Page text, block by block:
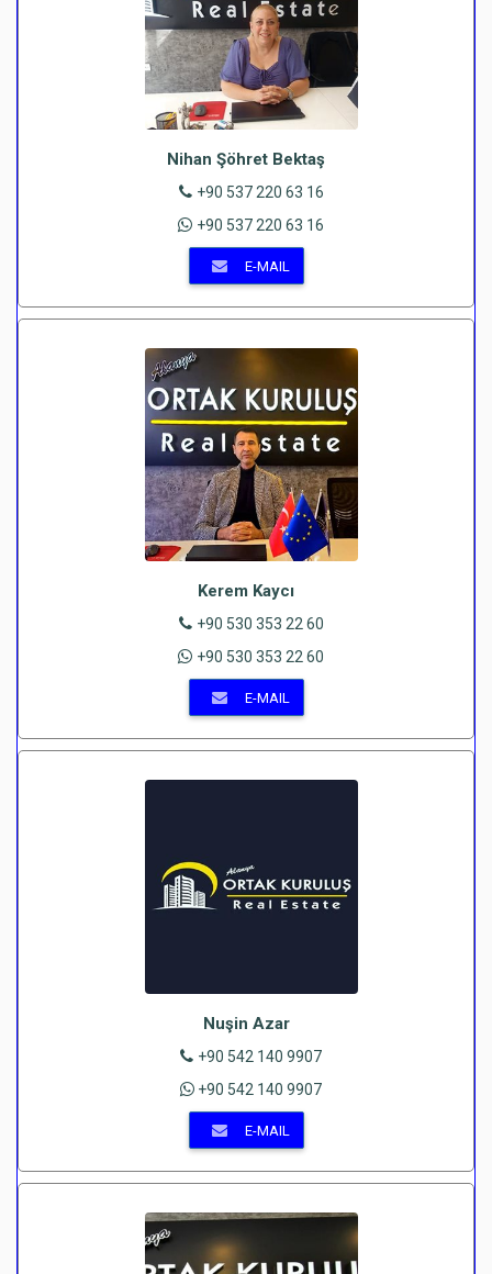
Nihan Şöhret Bektaş
+90 537 220 63 16
+90 537 220 63 16
E-MAIL
Kerem Kaycı
+90 530 353 22 60
+90 530 353 22 60
E-MAIL
Nuşin Azar
+90 542 140 9907
+90 542 140 9907
E-MAIL